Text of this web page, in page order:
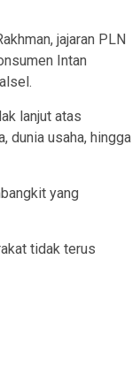
jajaran PLN
Intan
lanjut atas
dunia usaha, hingga
yang
tidak terus